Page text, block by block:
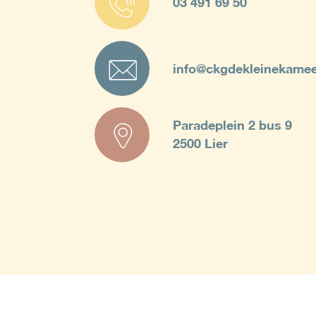
Paradeplein 2 bus 9
2500 Lier